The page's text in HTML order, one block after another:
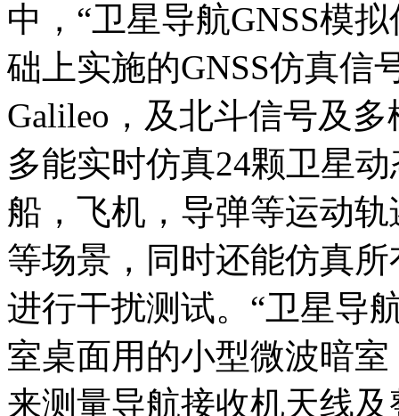
中，“卫星导航GNSS模
础上实施的GNSS仿真信
Galileo，及北斗信号及
多能实时仿真24颗卫星
船，飞机，导弹等运动
等场景，同时还能仿真
进行干扰测试。“卫星导
室桌面用的小型微波暗
来测量导航接收机天线